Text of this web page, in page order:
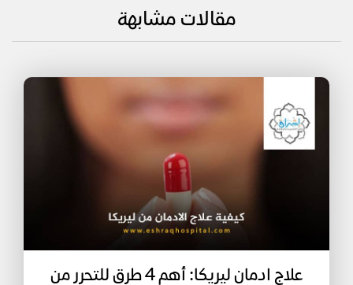
مقالات مشابهة
علاج ادمان ليريكا: أهم 4 طرق للتحرر من